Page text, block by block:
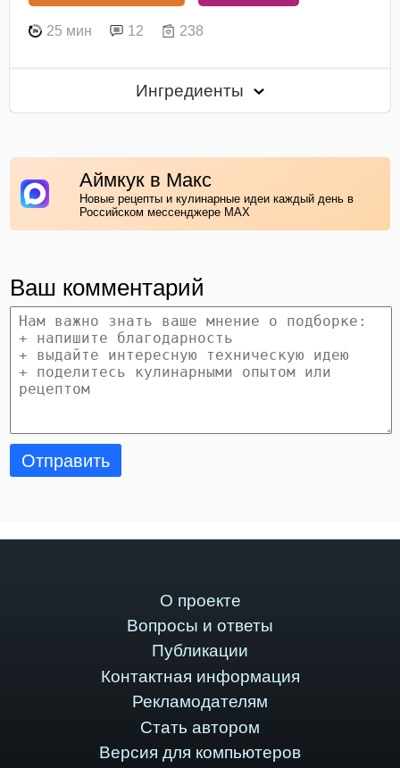
25 мин 12 238
Ингредиенты
Аймкук в Макс
Новые рецепты и кулинарные идеи каждый день в
Российском мессенджере MAX
Ваш комментарий
Отправить
О проекте
Вопросы и ответы
Публикации
Контактная информация
Рекламодателям
Стать автором
Версия для компьютеров